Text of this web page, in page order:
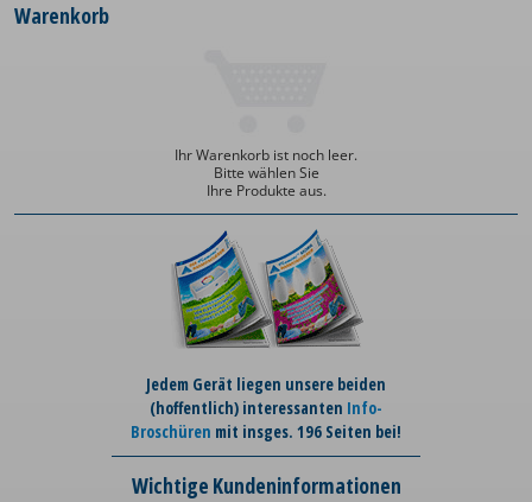
Warenkorb
Ihr Warenkorb ist noch leer.
Bitte wählen Sie
Ihre Produkte aus.
Jedem Gerät liegen unsere beiden
(hoffentlich) interessanten Info-
Broschüren mit insges. 196 Seiten bei!
Wichtige Kundeninformationen